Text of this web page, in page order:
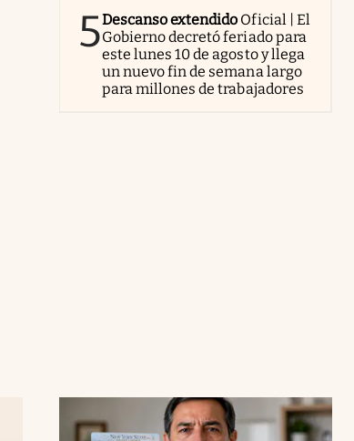
5Descanso extendido Oficial | El
Gobierno decretó feriado para
este lunes 10 de agosto y llega
un nuevo fin de semana largo
para millones de trabajadores